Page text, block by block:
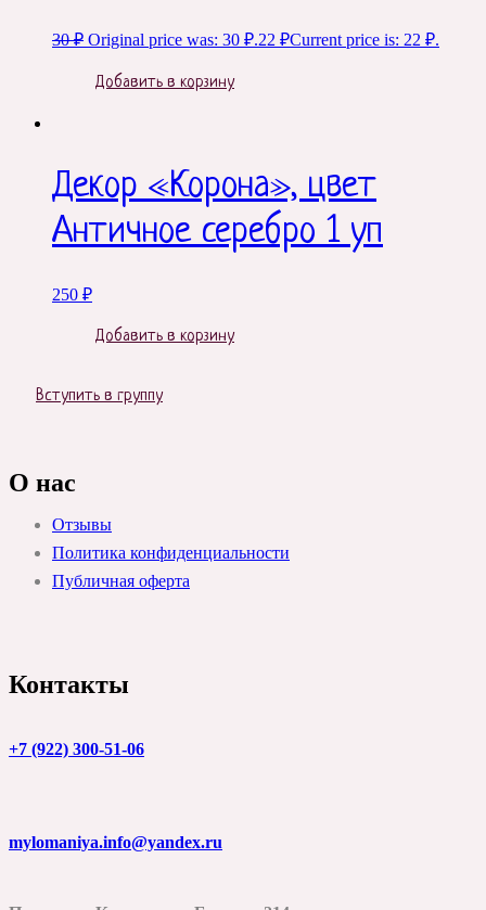
30₽ Original price was: 30 ₽.22 ₽Current price is: 22 ₽.
Добавить в корзину
Декор «Корона», цвет
Античное серебро 1 уп
250 ₽
Добавить в корзину
Вступить в группу
О нас
Отзывы
Политика конфиденциальности
Публичная оферта
Контакты
+7 (922) 300-51-06
mylomaniya.info@yandex.ru